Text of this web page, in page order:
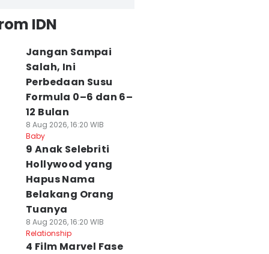
IDN
Jangan Sampai
Salah, Ini
Perbedaan Susu
Formula 0–6 dan 6–
12 Bulan
8 Aug 2026, 16:20 WIB
Baby
9 Anak Selebriti
Hollywood yang
Hapus Nama
Belakang Orang
Tuanya
8 Aug 2026, 16:20 WIB
Relationship
4 Film Marvel Fase